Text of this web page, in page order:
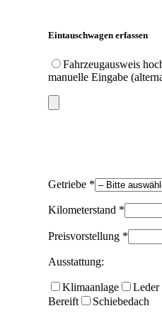
Eintauschwagen erfassen
Fahrzeugausweis
manuelle Eingabe
Getriebe *
Kilometerstand *
Preisvorstellung *
Ausstattung:
Klimaanlage Leder
Bereift
Schiebedach